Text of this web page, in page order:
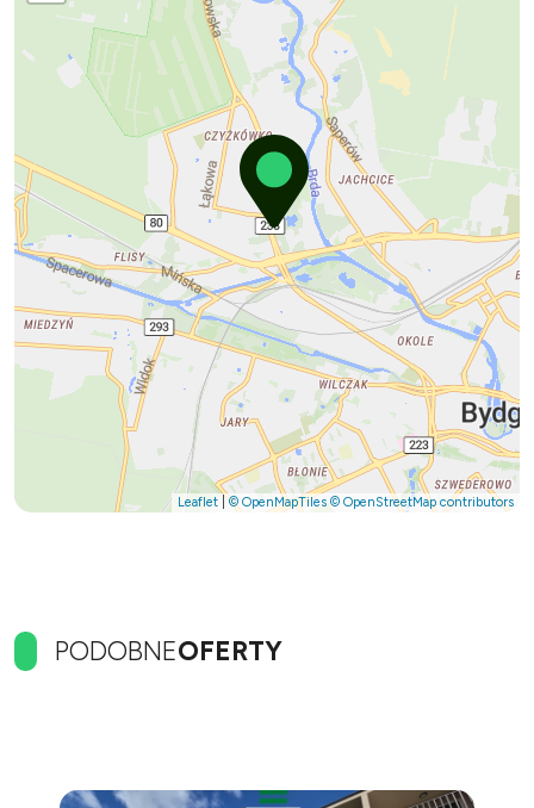
Leaflet |© OpenMapTiles © OpenStreetMap contributors
PODOBNEOFERTY